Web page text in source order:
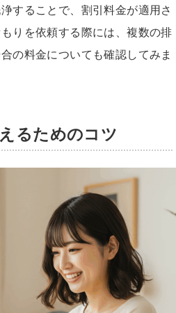
することで、割引料金が適用さ
りを依頼する際には、複数の排
の料金についても確認してみま
るためのコツ